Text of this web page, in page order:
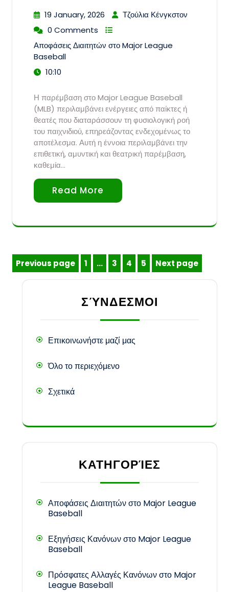
19 January, 2026
Τζούλια Κένγκστον
0 Comments
Αποφάσεις Διαιτητών στο Major League
Baseball
10:10
Η παρέμβαση στο Major League Baseball
(MLB) περιλαμβάνει ενέργειες από παίκτες ή
θεατές που διαταράσσουν τη φυσιολογική ροή
του παιχνιδιού, επηρεάζοντας ενδεχομένως το
αποτέλεσμα. Αυτή η έννοια περιλαμβάνει την
επιθετική, αμυντική και θεατρική παρέμβαση,
καθεμία…
Read More
Posts
pagination
Previous page Page
1 … Page
3 Page
4 Page
5 Next page
ΣΎΝΔΕΣΜΟΙ
Επικοινωνήστε μαζί μας
Όλο το περιεχόμενο
Σχετικά
ΚΑΤΗΓΟΡΊΕΣ
Αποφάσεις Διαιτητών στο Major League
Baseball
Εξηγήσεις Κανόνων στο Major League
Baseball
Πρόσφατες Αλλαγές Κανόνων στο Major
League Baseball